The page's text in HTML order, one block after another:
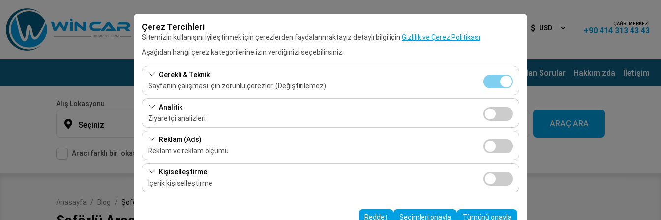
Çerez Tercihleri
Sitemizin kullanışını iyileştirmek için çerezlerden faydalanmaktayız detaylı bilgi için Gizlilik ve Çerez Politikası
Aşağıdan hangi çerez kategorilerine izin verdiğinizi seçebilirsiniz.
Gerekli & Teknik
Sayfanın çalışması için zorunlu çerezler. (Değiştirilemez)
Bu çerezler sitenin doğru şekilde çalışması, güvenlik, oturum yönetimi ve temel işlevler için gereklidir. Devre dışı
bırakılamaz.
Analitik
Ziyaretçi analizleri
Bu çerezler, sitemizin nasıl kullanıldığını (ziyaretçi sayısı, en çok ziyaret edilen sayfalar, kullanıcı davranışları) analiz
etmemizi sağlar. Bu veriler, web sitesi performansını ölçmek ve kullanıcı deneyimini sürekli iyileştirmek için kullanılır.
Reklam (Ads)
Reklam ve reklam ölçümü
Bu çerezler, size ilgi alanlarınıza uygun kişiselleştirilmiş reklamlar göstermemize ve reklam kampanyalarımızın
etkinliğini (gösterim sayısı, tıklama oranı) ölçmemize olanak tanır.
Kişiselleştirme
İçerik kişiselleştirme
deneyiminizin tutarlılığını ve sürekliliğini sağlamak amacıyla kullanılır.
Reddet Seçimleri onayla Tümünü onayla
USD
ÇAĞRI MERKEZİ
+90 414 313 43 43
Kiralama Noktaları Sık Sorulan Sorular Hakkımızda İletişim
Alış Lokasyonu
Seçiniz
Aracı farklı bir lokasyona bırakacağım
09:00 ARAÇ ARA
Anasayfa Blog Şoförlü Araç Kiralama Bozova